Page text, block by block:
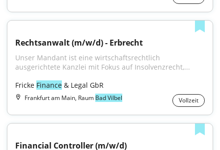
Rechtsanwalt (m/w/d) - Erbrecht
Unser Mandant ist eine wirtschaftsrechtlich
ausgerichtete Kanzlei mit Fokus auf Insolvenzrecht,...
Fricke Finance & Legal GbR
Frankfurt am Main, Raum Bad Vilbel Vollzeit
Financial Controller (m/w/d)